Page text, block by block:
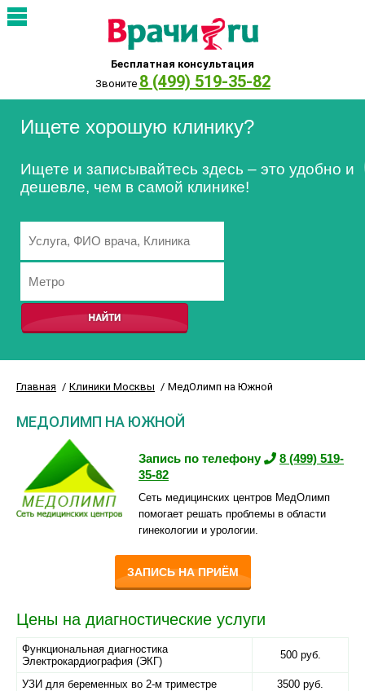
Бесплатная консультация
Звоните 8 (499) 519-35-82
Ищете хорошую клинику?
Ищете и записывайтесь здесь – это удобно и
дешевле, чем в самой клинике!
Главная Клиники Москвы МедОлимп на Южной
МЕДОЛИМП НА ЮЖНОЙ
Запись по телефону
8 (499) 519-
35-82
Сеть медицинских центров МедОлимп
помогает решать проблемы в области
гинекологии и урологии.
ЗАПИСЬ НА ПРИЁМ
Цены на диагностические услуги
Функциональная диагностика
Электрокардиография (ЭКГ)
500 руб.
УЗИ для беременных во 2-м триместре
3500 руб.